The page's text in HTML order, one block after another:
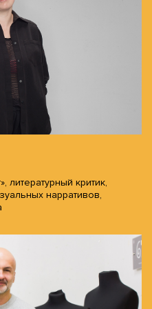
литературный критик,
нарративов,